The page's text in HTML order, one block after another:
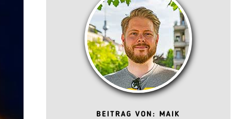
BEITRAG VON: MAIK